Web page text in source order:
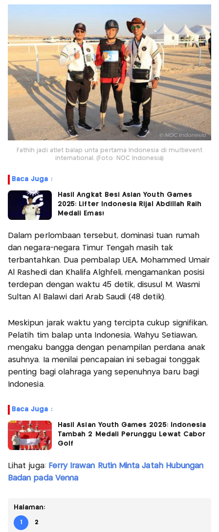
Fathih jadi atlet balap unta pertama Indonesia di multievent
international. (Foto: NOC Indonesia)
Baca Juga :
Hasil Angkat Besi Asian Youth Games
2025: Lifter Indonesia Rijal Abdillah Raih
Medali Emas!
Dalam perlombaan tersebut, dominasi tuan rumah
dan negara-negara Timur Tengah masih tak
terbantahkan. Dua pembalap UEA, Mohammed Umair
Al Rashedi dan Khalifa Alghfeli, mengamankan posisi
terdepan dengan waktu 45 detik, disusul M. Wasmi
Sultan Al Balawi dari Arab Saudi (48 detik).
Meskipun jarak waktu yang tercipta cukup signifikan,
Pelatih tim balap unta Indonesia, Wahyu Setiawan,
mengaku bangga dengan penampilan perdana anak
asuhnya. Ia menilai pencapaian ini sebagai tonggak
penting bagi olahraga yang sepenuhnya baru bagi
Indonesia.
Baca Juga :
Hasil Asian Youth Games 2025: Indonesia
Tambah 2 Medali Perunggu Lewat Cabor
Golf
Lihat juga: Ferry Irawan Rutin Minta Jatah Hubungan
Badan pada Venna
Halaman:
1 2